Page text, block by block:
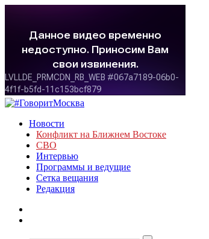
Новости
Конфликт на Ближнем Востоке
СВО
Интервью
Программы и ведущие
Сетка вещания
Редакция